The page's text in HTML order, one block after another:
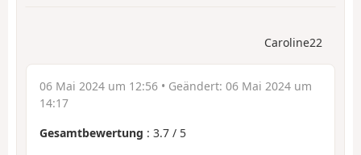
Caroline22
06 Mai 2024 um 12:56 • Geändert: 06 Mai 2024 um
14:17
Gesamtbewertung : 3.7 / 5